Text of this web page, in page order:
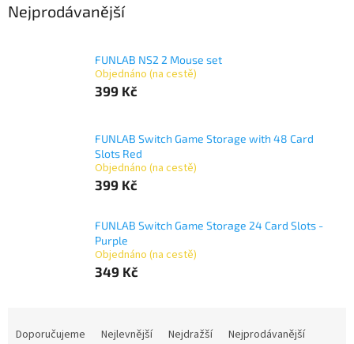
Nejprodávanější
FUNLAB NS2 2 Mouse set
Objednáno (na cestě)
399 Kč
FUNLAB Switch Game Storage with 48 Card
Slots Red
Objednáno (na cestě)
399 Kč
FUNLAB Switch Game Storage 24 Card Slots -
Purple
Objednáno (na cestě)
349 Kč
Doporučujeme Nejlevnější Nejdražší
Nejprodávanější